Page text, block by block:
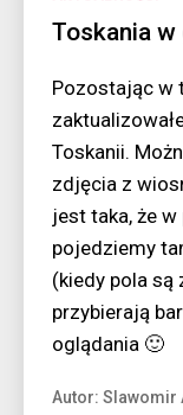
Toskania
Pozostając w
Toskanii.
zdjęcia z
jest taka, że
pojedziemy
(kiedy pola są
przybierają
oglądania 🙂
Autor: Slawomir